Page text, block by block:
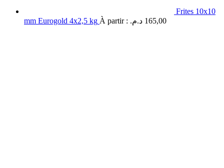
Frites 10x10
mm Eurogold 4x2,5 kg À partir : 165,00 د.م.